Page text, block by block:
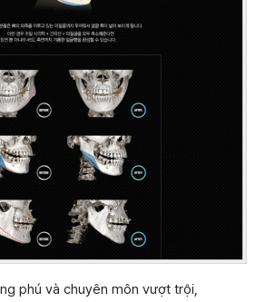
phú và chuyên môn vượt trội,